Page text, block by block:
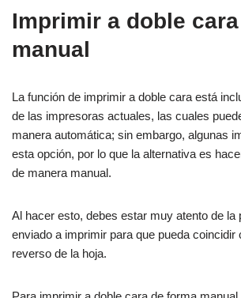
Imprimir a doble
manual
La función de imprimir a doble cara está
de las impresoras actuales, las cuales
manera automática; sin embargo, algunas
esta opción, por lo que la alternativa es
de manera manual.
Al hacer esto, debes estar muy atento de la
enviado a imprimir para que pueda coincidir
reverso de la hoja.